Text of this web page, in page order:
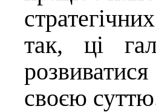
так, ці
своєю